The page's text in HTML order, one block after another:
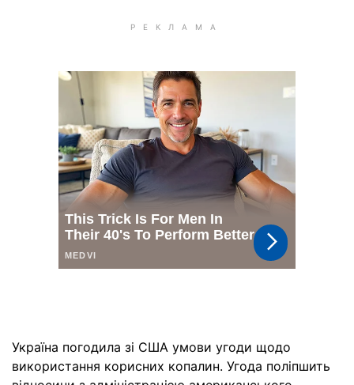
Україна погодила зі США умови угоди щодо
використання корисних копалин. Угода поліпшить